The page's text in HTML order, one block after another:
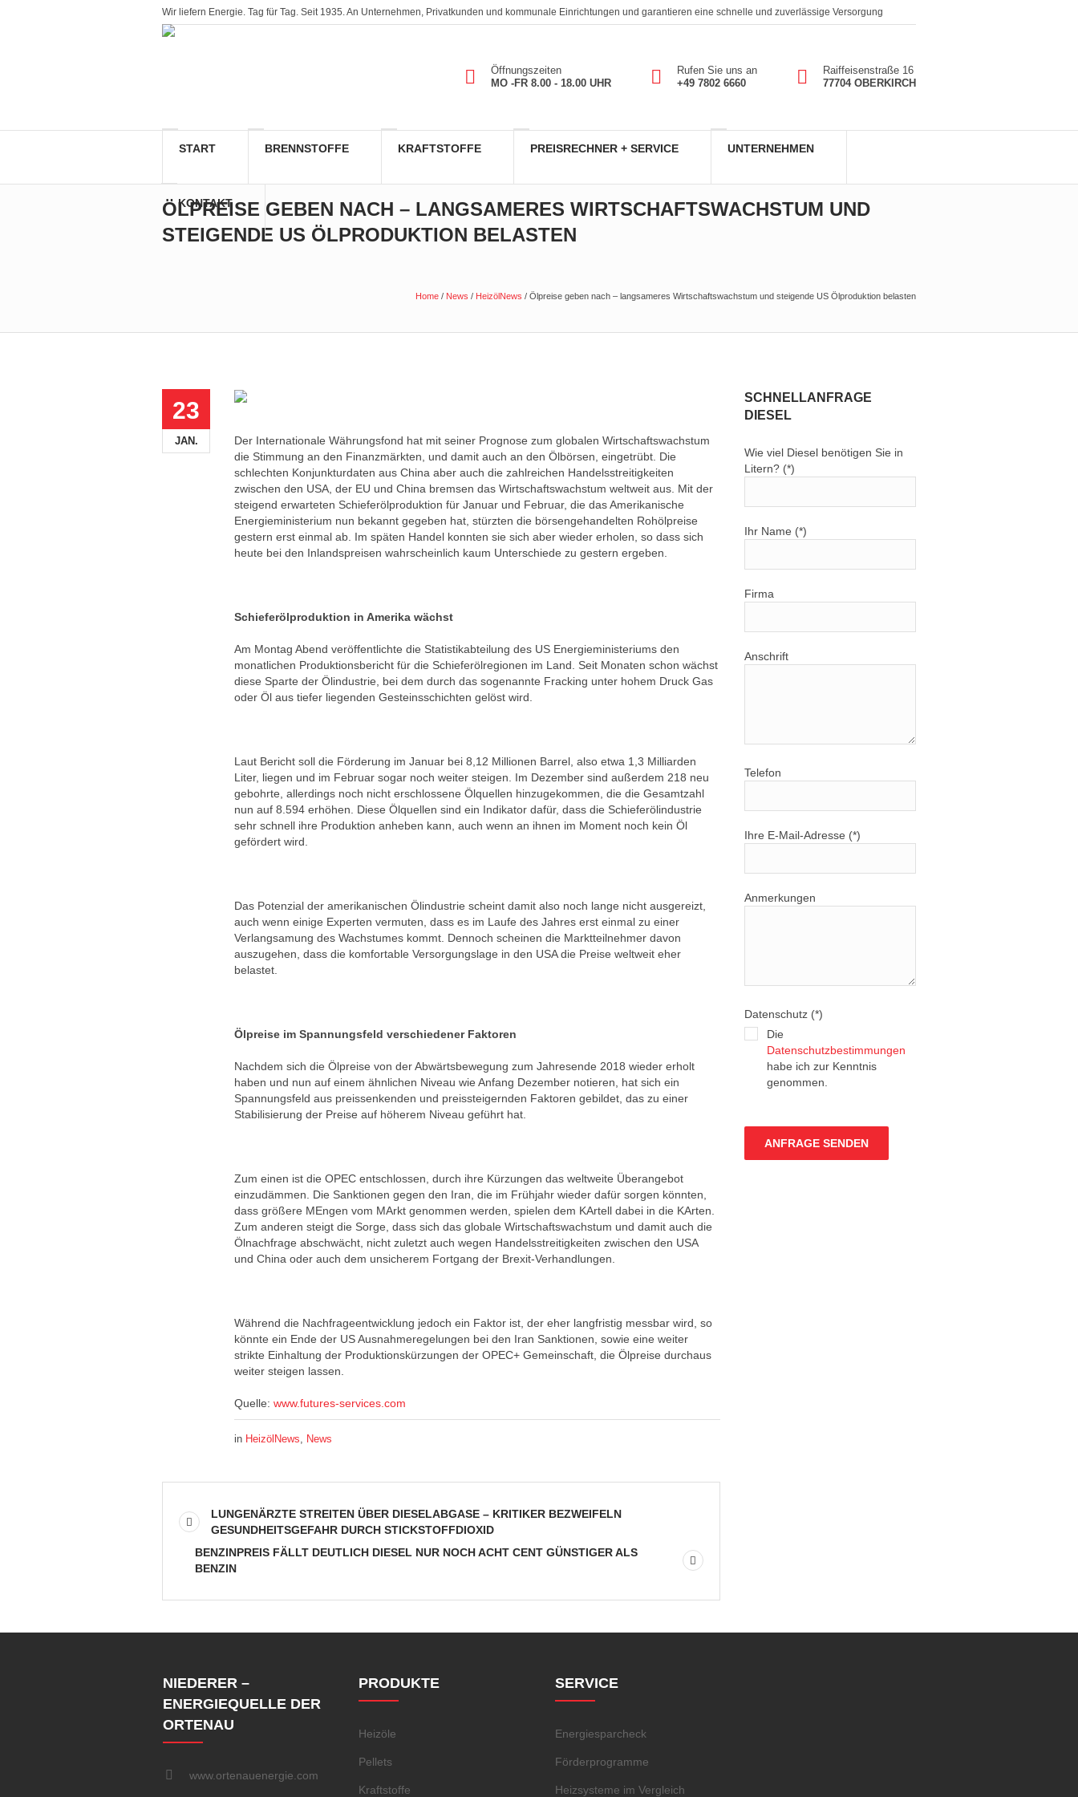
Wir liefern Energie. Tag für Tag. Seit 1935. An Unternehmen, Privatkunden und kommunale Einrichtungen und garantieren eine schnelle und zuverlässige Versorgung
Öffnungszeiten
MO -FR 8.00 - 18.00 UHR
Rufen Sie uns an
+49 7802 6660
Raiffeisenstraße 16
77704 OBERKIRCH
START BRENNSTOFFE KRAFTSTOFFE PREISRECHNER + SERVICE UNTERNEHMEN
KONTAKT
ÖLPREISE GEBEN NACH – LANGSAMERES WIRTSCHAFTSWACHSTUM UND
STEIGENDE US ÖLPRODUKTION BELASTEN
Home / News / HeizölNews / Ölpreise geben nach – langsameres Wirtschaftswachstum und steigende US Ölproduktion belasten
23
JAN.
Der Internationale Währungsfond hat mit seiner Prognose zum globalen Wirtschaftswachstum
die Stimmung an den Finanzmärkten, und damit auch an den Ölbörsen, eingetrübt. Die
schlechten Konjunkturdaten aus China aber auch die zahlreichen Handelsstreitigkeiten
zwischen den USA, der EU und China bremsen das Wirtschaftswachstum weltweit aus. Mit der
steigend erwarteten Schieferölproduktion für Januar und Februar, die das Amerikanische
Energieministerium nun bekannt gegeben hat, stürzten die börsengehandelten Rohölpreise
gestern erst einmal ab. Im späten Handel konnten sie sich aber wieder erholen, so dass sich
heute bei den Inlandspreisen wahrscheinlich kaum Unterschiede zu gestern ergeben.
Schieferölproduktion in Amerika wächst
Am Montag Abend veröffentlichte die Statistikabteilung des US Energieministeriums den
monatlichen Produktionsbericht für die Schieferölregionen im Land. Seit Monaten schon wächst
diese Sparte der Ölindustrie, bei dem durch das sogenannte Fracking unter hohem Druck Gas
oder Öl aus tiefer liegenden Gesteinsschichten gelöst wird.
Laut Bericht soll die Förderung im Januar bei 8,12 Millionen Barrel, also etwa 1,3 Milliarden
Liter, liegen und im Februar sogar noch weiter steigen. Im Dezember sind außerdem 218 neu
gebohrte, allerdings noch nicht erschlossene Ölquellen hinzugekommen, die die Gesamtzahl
nun auf 8.594 erhöhen. Diese Ölquellen sind ein Indikator dafür, dass die Schieferölindustrie
sehr schnell ihre Produktion anheben kann, auch wenn an ihnen im Moment noch kein Öl
gefördert wird.
Das Potenzial der amerikanischen Ölindustrie scheint damit also noch lange nicht ausgereizt,
auch wenn einige Experten vermuten, dass es im Laufe des Jahres erst einmal zu einer
Verlangsamung des Wachstumes kommt. Dennoch scheinen die Marktteilnehmer davon
auszugehen, dass die komfortable Versorgungslage in den USA die Preise weltweit eher
belastet.
Ölpreise im Spannungsfeld verschiedener Faktoren
Nachdem sich die Ölpreise von der Abwärtsbewegung zum Jahresende 2018 wieder erholt
haben und nun auf einem ähnlichen Niveau wie Anfang Dezember notieren, hat sich ein
Spannungsfeld aus preissenkenden und preissteigernden Faktoren gebildet, das zu einer
Stabilisierung der Preise auf höherem Niveau geführt hat.
Zum einen ist die OPEC entschlossen, durch ihre Kürzungen das weltweite Überangebot
einzudämmen. Die Sanktionen gegen den Iran, die im Frühjahr wieder dafür sorgen könnten,
dass größere MEngen vom MArkt genommen werden, spielen dem KArtell dabei in die KArten.
Zum anderen steigt die Sorge, dass sich das globale Wirtschaftswachstum und damit auch die
Ölnachfrage abschwächt, nicht zuletzt auch wegen Handelsstreitigkeiten zwischen den USA
und China oder auch dem unsicherem Fortgang der Brexit-Verhandlungen.
Während die Nachfrageentwicklung jedoch ein Faktor ist, der eher langfristig messbar wird, so
könnte ein Ende der US Ausnahmeregelungen bei den Iran Sanktionen, sowie eine weiter
strikte Einhaltung der Produktionskürzungen der OPEC+ Gemeinschaft, die Ölpreise durchaus
weiter steigen lassen.
Quelle: www.futures-services.com
in HeizölNews, News
LUNGENÄRZTE STREITEN ÜBER DIESELABGASE – KRITIKER BEZWEIFELN
GESUNDHEITSGEFAHR DURCH STICKSTOFFDIOXID
BENZINPREIS FÄLLT DEUTLICH DIESEL NUR NOCH ACHT CENT GÜNSTIGER ALS
BENZIN
SCHNELLANFRAGE
DIESEL
Wie viel Diesel benötigen Sie in
Litern? (*)
Ihr Name (*)
Firma
Anschrift
Telefon
Ihre E-Mail-Adresse (*)
Anmerkungen
Datenschutz (*)
Die
Datenschutzbestimmungen
habe ich zur Kenntnis
genommen.
NIEDERER –
ENERGIEQUELLE DER
ORTENAU
www.ortenauenergie.com
PRODUKTE
Heizöle
Pellets
Kraftstoffe
SERVICE
Energiesparcheck
Förderprogramme
Heizsysteme im Vergleich